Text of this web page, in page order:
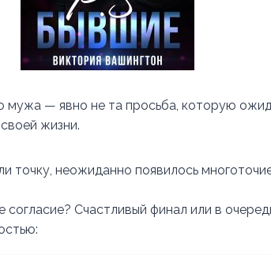
мужа — явно не та просьба, которую
жизни.
точку, неожиданно появилось
Счастливый финал или в